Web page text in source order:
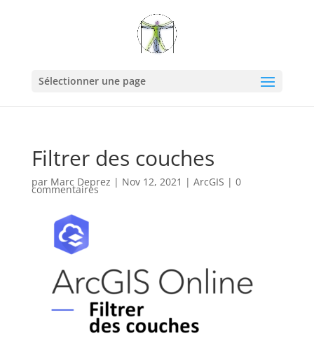
Sélectionner une page
Filtrer des couches
par Marc Deprez | Nov 12, 2021 | ArcGIS | 0
commentaires